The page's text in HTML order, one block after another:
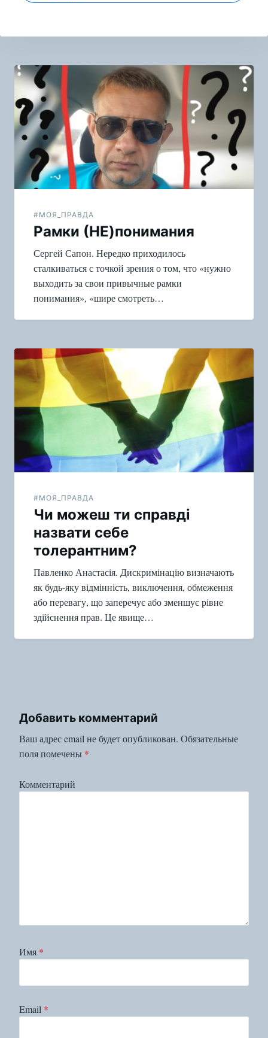
Навигация
по
записям
#МОЯ_ПРАВДА
Рамки (НЕ)понимания
Сергей Сапон. Нередко приходилось
сталкиваться с точкой зрения о том, что «нужно
выходить за свои привычные рамки
понимания», «шире смотреть…
#МОЯ_ПРАВДА
Чи можеш ти справді
назвати себе
толерантним?
Павленко Анастасія. Дискримінацію визначають
як будь-яку відмінність, виключення, обмеження
або перевагу, що заперечує або зменшує рівне
здійснення прав. Це явище…
Добавить комментарий
Ваш адрес email не будет опубликован. Обязательные
поля помечены *
Комментарий
Имя *
Email *